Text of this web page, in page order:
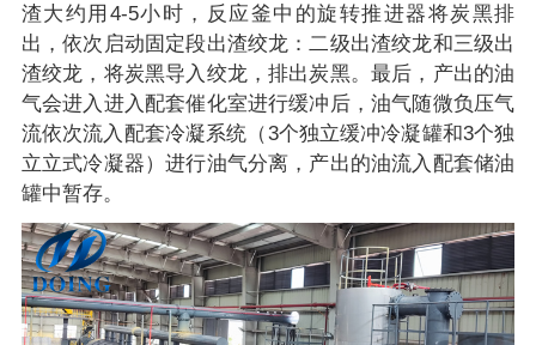
渣大约用4-5小时，反应釜中的旋转推进器将炭黑排
出，依次启动固定段出渣绞龙：二级出渣绞龙和三级出
渣绞龙，将炭黑导入绞龙，排出炭黑。最后，产出的油
气会进入进入配套催化室进行缓冲后，油气随微负压气
流依次流入配套冷凝系统（3个独立缓冲冷凝罐和3个独
立立式冷凝器）进行油气分离，产出的油流入配套储油
罐中暂存。